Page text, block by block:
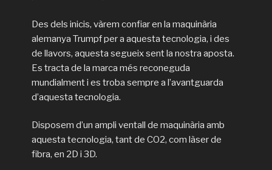
Des dels inicis, vàrem confiar en la maquinària
alemanya Trumpf per a aquesta tecnologia, i des
de llavors, aquesta segueix sent la nostra aposta.
Es tracta de la marca més reconeguda
mundialment i es troba sempre a l’avantguarda
d’aquesta tecnologia.
Disposem d’un ampli ventall de maquinària amb
aquesta tecnologia, tant de CO2, com làser de
fibra, en 2D i 3D.